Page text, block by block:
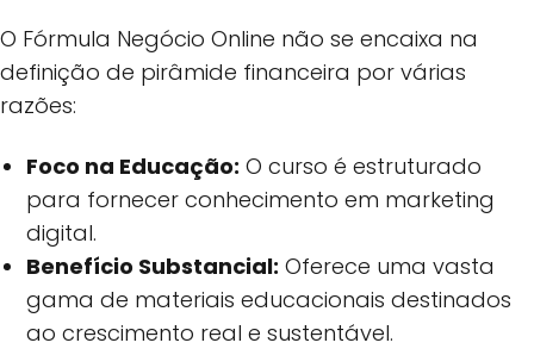
O Fórmula Negócio Online não se encaixa na
definição de pirâmide financeira por várias
razões:
Foco na Educação: O curso é estruturado
para fornecer conhecimento em marketing
digital.
Benefício Substancial: Oferece uma vasta
gama de materiais educacionais destinados
ao crescimento real e sustentável.